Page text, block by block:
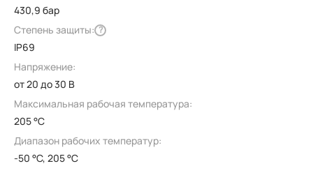
430,9 бар
Степень защиты: ?
IP69
Напряжение:
от 20 до 30 В
Максимальная рабочая температура:
205 °C
Диапазон рабочих температур:
-50 °C, 205 °C